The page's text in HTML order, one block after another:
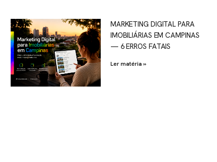
MARKETING DIGITAL PARA
IMOBILIÁRIAS EM CAMPINAS
— 6 ERROS FATAIS
Ler matéria »